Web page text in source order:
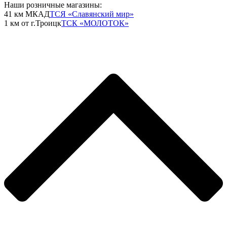
Наши розничные магазины:
41 км МКАДТСЯ «Славянский мир»
1 км от г.ТроицкТСК «МОЛОТОК»